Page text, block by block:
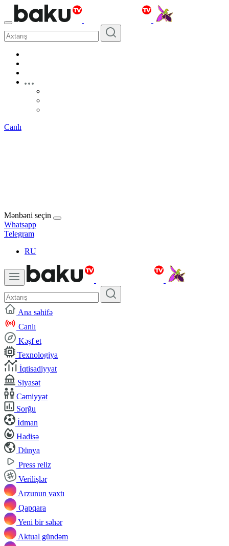
Canlı
Mənbəni seçin
Whatsapp
Telegram
RU
Ana səhifə
Canlı
Kəşf et
Texnologiya
İqtisadiyyat
Siyasət
Cəmiyyət
Sorğu
İdman
Hadisə
Dünya
Press reliz
Verilişlər
Arzunun vaxtı
Qapqara
Yeni bir səhər
Aktual gündəm